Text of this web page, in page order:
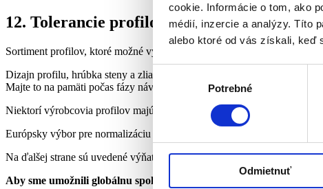
cookie. Informácie o tom, ako
médií, inzercie a analýzy. Títo
alebo ktoré od vás získali, keď
súhlasu
Potrebné
Odmietnuť
12. Tolerancie profilov
Sortiment profilov, ktoré možné vyrobiť lisovaním, je takmer
Dizajn profilu, hrúbka steny a zliatina sú kritické faktory, ktoré priamo
Majte to na pamäti počas fázy návrhu.
Niektorí výrobcovia profilov majú vlastné štandardné tolerancie. Iní
Európsky výbor pre normalizáciu (CEN) vytvoril európske normy. Tieto
Na ďalšej strane sú uvedené výňatky z noriem pre profily EN 755-9 a
Aby sme umožnili globálnu spoluprácu a zaistili